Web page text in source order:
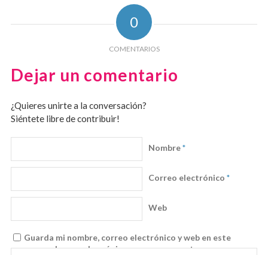
0
COMENTARIOS
Dejar un comentario
¿Quieres unirte a la conversación?
Siéntete libre de contribuir!
Nombre*
Correo electrónico *
Web
Guarda mi nombre, correo electrónico y web en este
navegador para la próxima vez que comente.